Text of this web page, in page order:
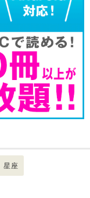
星座